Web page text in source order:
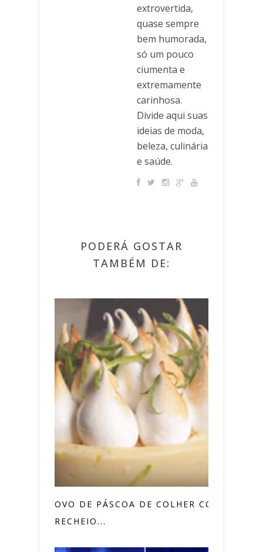
extrovertida,
quase sempre
bem humorada,
só um pouco
ciumenta e
extremamente
carinhosa.
Divide aqui suas
ideias de moda,
beleza, culinária
e saúde.
PODERÁ GOSTAR
TAMBÉM DE:
OVO DE PÁSCOA DE COLHER COM
RECHEIO...